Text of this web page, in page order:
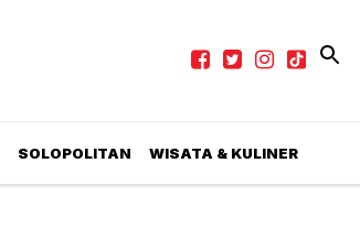
SOLOPOLITAN WISATA & KULINER